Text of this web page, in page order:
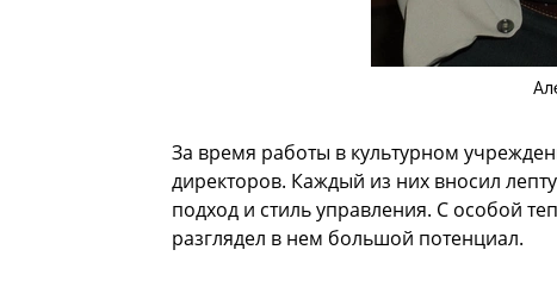
За время работы в культурном
директоров. Каждый из них вносил
подход и стиль управления. С особой
разглядел в нем большой потенциал.